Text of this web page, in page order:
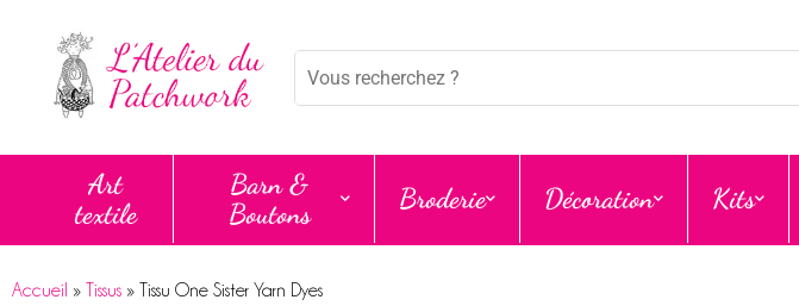
Mots
Art
textile
Barn &
Boutons
Broderie Décoration Kits
Accueil » Tissus » Tissu One Sister Yarn Dyes